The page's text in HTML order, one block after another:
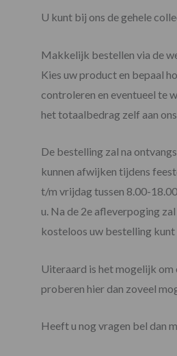
U kunt bij ons de gehele
Makkelijk bestellen via de
Kies uw product en bepaal
controleren en eventueel te
het totaalbedrag zelf aan
De bestelling zal na
kunnen afwijken tijdens
t/m vrijdag tussen 8.00-
u. Na de 2e afleverpoging
kosteloos uw bestelling kunt
Uiteraard is het mogelijk om
proberen hier dan zoveel
Heeft u nog vragen bel dan